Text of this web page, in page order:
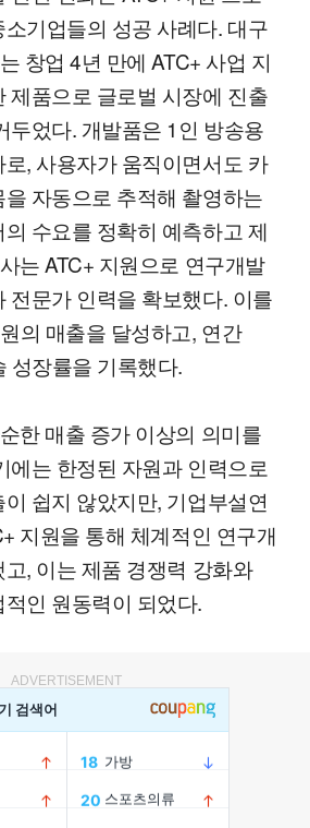
기업들의 성공 사례다. 대구
창업 4년 만에 ATC+ 사업 지
제품으로 글로벌 시장에 진출
두었다. 개발품은 1인 방송용
, 사용자가 움직이면서도 카
자동으로 추적해 촬영하는
수요를 정확히 예측하고 제
는 ATC+ 지원으로 연구개발
전문가 인력을 확보했다. 이를
의 매출을 달성하고, 연간
성장률을 기록했다.
한 매출 증가 이상의 의미를
에는 한정된 자원과 인력으로
쉽지 않았지만, 기업부설연
지원을 통해 체계적인 연구개
, 이는 제품 경쟁력 강화와
인 원동력이 되었다.
ADVERTISEMENT